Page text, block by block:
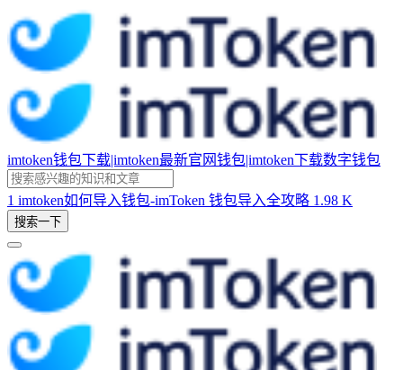
imtoken钱包下载|imtoken最新官网钱包|imtoken下载数字钱包
1 imtoken如何导入钱包-imToken 钱包导入全攻略 1.98 K
搜索一下